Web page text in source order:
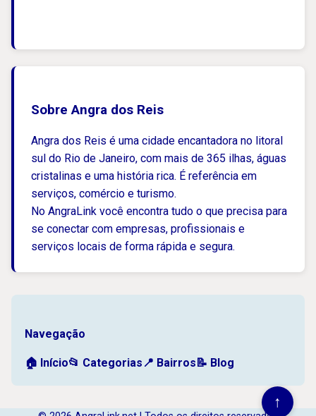
↑
Sobre Angra dos Reis
Angra dos Reis é uma cidade encantadora no litoral
sul do Rio de Janeiro, com mais de 365 ilhas, águas
cristalinas e uma história rica. É referência em
serviços, comércio e turismo.
No AngraLink você encontra tudo o que precisa para
se conectar com empresas, profissionais e
serviços locais de forma rápida e segura.
Navegação
🏠 Início📂 Categorias 📍 Bairros 📝 Blog